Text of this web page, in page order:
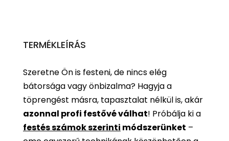
TERMÉKLEÍRÁS
Szeretne Ön is festeni, de nincs elég
bátorsága vagy önbizalma? Hagyja a
töprengést másra, tapasztalat nélkül is, akár
azonnal profi festővé válhat! Próbálja ki a
festés számok szerinti módszerünket –